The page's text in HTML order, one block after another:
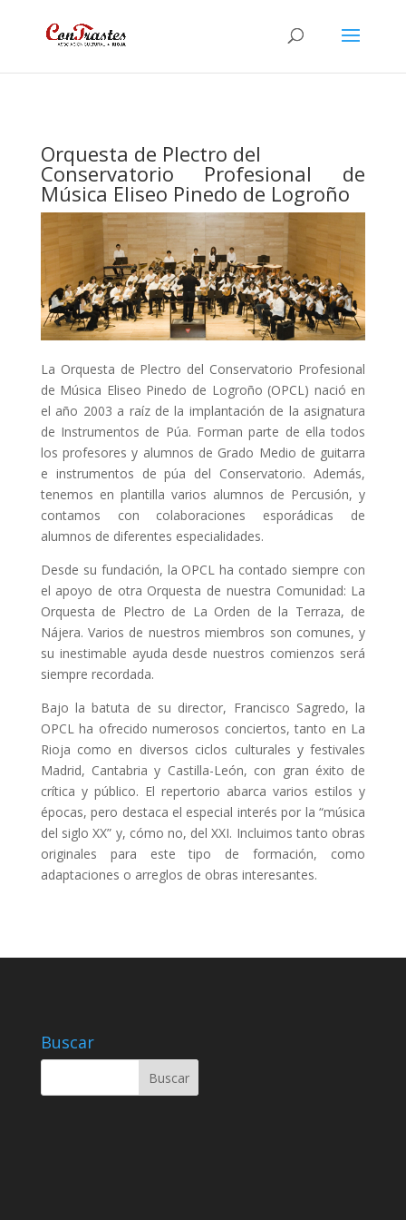
Orquesta de Plectro del
Conservatorio Profesional de
Música Eliseo Pinedo de Logroño
La Orquesta de Plectro del Conservatorio Profesional
de Música Eliseo Pinedo de Logroño (OPCL) nació en
el año 2003 a raíz de la implantación de la asignatura
de Instrumentos de Púa. Forman parte de ella todos
los profesores y alumnos de Grado Medio de guitarra
e instrumentos de púa del Conservatorio. Además,
tenemos en plantilla varios alumnos de Percusión, y
contamos con colaboraciones esporádicas de
alumnos de diferentes especialidades.
Desde su fundación, la OPCL ha contado siempre con
el apoyo de otra Orquesta de nuestra Comunidad: La
Orquesta de Plectro de La Orden de la Terraza, de
Nájera. Varios de nuestros miembros son comunes, y
su inestimable ayuda desde nuestros comienzos será
siempre recordada.
Bajo la batuta de su director, Francisco Sagredo, la
OPCL ha ofrecido numerosos conciertos, tanto en La
Rioja como en diversos ciclos culturales y festivales
Madrid, Cantabria y Castilla-León, con gran éxito de
crítica y público. El repertorio abarca varios estilos y
épocas, pero destaca el especial interés por la “música
del siglo XX” y, cómo no, del XXI. Incluimos tanto obras
originales para este tipo de formación, como
adaptaciones o arreglos de obras interesantes.
Buscar